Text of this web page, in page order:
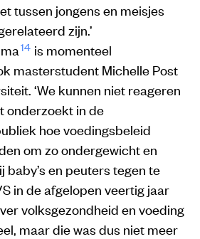
tussen jongens en meisjes
zijn.’
14 is momenteel
masterstudent Michelle Post
‘We kunnen niet reageren
onderzoekt in de
hoe voedingsbeleid
om zo ondergewicht en
baby’s en peuters tegen te
in de afgelopen veertig jaar
volksgezondheid en voeding
maar die was dus niet meer